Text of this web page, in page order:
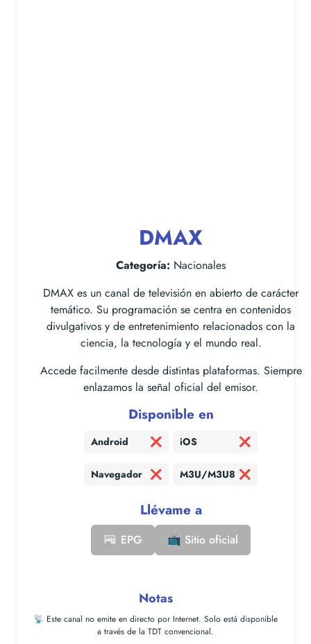
DMAX
Categoría: Nacionales
DMAX es un canal de televisión en abierto de carácter
temático. Su programación se centra en contenidos
divulgativos y de entretenimiento relacionados con la
ciencia, la tecnología y el mundo real.
Accede facilmente desde distintas plataformas. Siempre
enlazamos la señal oficial del emisor.
Disponible en
Android ❌ iOS ❌
Navegador ❌ M3U/M3U8 ❌
Llévame a
📰 EPG 📺 Sitio oficial
Notas
📡 Este canal no emite en directo por Internet. Solo está disponible
a través de la TDT convencional.